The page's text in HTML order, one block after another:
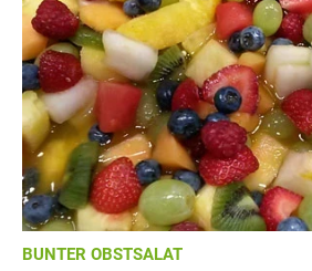
BUNTER OBSTSALAT